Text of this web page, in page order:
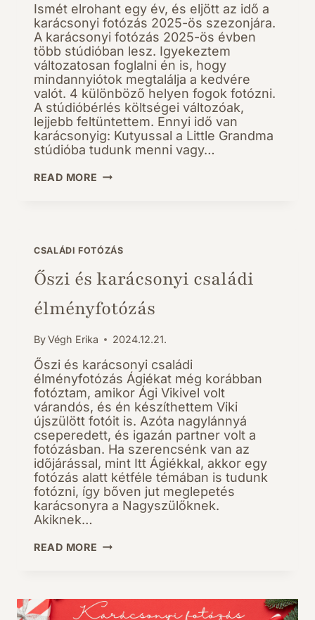
Ismét elrohant egy év, és eljött az idő a
karácsonyi fotózás 2025-ös szezonjára.
A karácsonyi fotózás 2025-ös évben
több stúdióban lesz. Igyekeztem
változatosan foglalni én is, hogy
mindannyiótok megtalálja a kedvére
valót. 4 különböző helyen fogok fotózni.
A stúdióbérlés költségei változóak,
lejjebb feltüntettem. Ennyi idő van
karácsonyig: Kutyussal a Little Grandma
stúdióba tudunk menni vagy…
READ MORE KARÁCSONYI
CSALÁDI FOTÓZÁS
Őszi és karácsonyi családi
élményfotózás
ByVégh Erika 2024.12.21.
Őszi és karácsonyi családi
élményfotózás Ágiékat még korábban
fotóztam, amikor Ági Vikivel volt
várandós, és én készíthettem Viki
újszülött fotóit is. Azóta nagylánnyá
cseperedett, és igazán partner volt a
fotózásban. Ha szerencsénk van az
időjárással, mint Itt Ágiékkal, akkor egy
fotózás alatt kétféle témában is tudunk
fotózni, így bőven jut meglepetés
karácsonyra a Nagyszülőknek.
Akiknek…
READ MORE ŐSZI